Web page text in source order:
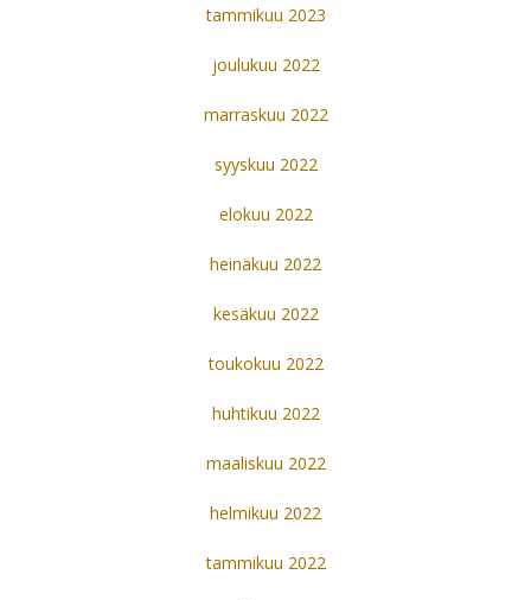
tammikuu 2023
joulukuu 2022
marraskuu 2022
syyskuu 2022
elokuu 2022
heinäkuu 2022
kesäkuu 2022
toukokuu 2022
huhtikuu 2022
maaliskuu 2022
helmikuu 2022
tammikuu 2022